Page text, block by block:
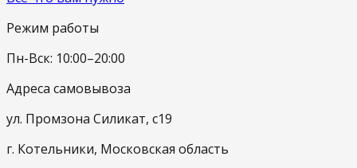
Режим работы
Пн-Вск: 10:00–20:00
Адреса самовывоза
ул. Промзона Силикат, с19
г. Котельники, Московская область